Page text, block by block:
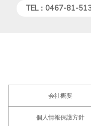
TEL：0467-81-
会社概要
個人情報保護方針